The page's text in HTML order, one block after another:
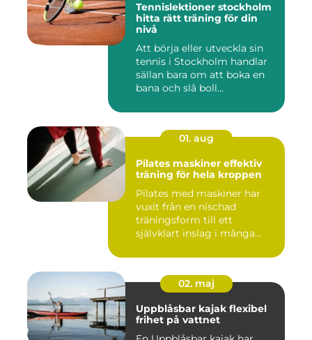
Tennislektioner stockholm
hitta rätt träning för din
nivå
Att börja eller utveckla sin
tennis i Stockholm handlar
sällan bara om att boka en
bana och slå boll...
01. aug
Pilates maskiner effektiv
träning för hela kroppen
Pilates med maskiner har
vuxit från en nischad
träningsform till ett
självklart inslag i många
02. maj
Uppblåsbar kajak flexibel
frihet på vattnet